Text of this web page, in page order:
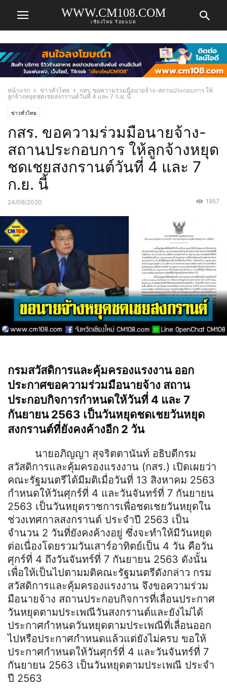
WWW.CM108.COM
เชียงใหม่ ร้อยแปด
หน้าแรก ข่าวทั่วไทย
กสร. ขอความร่วมมือนายจ้าง-สถานประกอบการ ให้
ลูกจ้างหยุดชดเชยสงกรานต์วันที่ 4 และ 7 ก.ย. นี้
ข่าวทั่วไทย
กสร. ขอความร่วมมือนายจ้าง-
สถานประกอบการ ให้ลูกจ้างหยุด
ชดเชยสงกรานต์วันที่ 4 และ 7
ก.ย. นี้
24/08/2020 1957
กรมสวัสดิการและคุ้มครองแรงงาน ออก
ประกาศขอความร่วมมือนายจ้าง สถาน
ประกอบกิจการกำหนดให้วันที่ 4 และ 7
กันยายน 2563 เป็นวันหยุดชดเชยวันหยุด
สงกรานต์ที่ยังคงค้างอีก 2 วัน
นายอภิญญา สุจริตตานันท์ อธิบดีกรม
สวัสดิการและคุ้มครองแรงงาน (กสร.) เปิดเผยว่า
คณะรัฐมนตรีได้มีมติเมื่อวันที่ 13 สิงหาคม 2563
กำหนดให้วันศุกร์ที่ 4 และวันจันทร์ที่ 7 กันยายน
2563 เป็นวันหยุดราชการเพื่อชดเชยวันหยุดใน
ช่วงเทศกาลสงกรานต์ ประจำปี 2563 เป็น
จำนวน 2 วันที่ยังคงค้างอยู่ ซึ่งจะทำให้มีวันหยุด
ต่อเนื่องโดยรวมวันเสาร์อาทิตย์เป็น 4 วัน คือวัน
ศุกร์ที่ 4 ถึงวันจันทร์ที่ 7 กันยายน 2563 ดังนั้น
เพื่อให้เป็นไปตามมติคณะรัฐมนตรีดังกล่าว กรม
สวัสดิการและคุ้มครองแรงงาน จึงขอความร่วม
มือนายจ้าง สถานประกอบกิจการที่เลื่อนประกาศ
วันหยุดตามประเพณีวันสงกรานต์และยังไม่ได้
ประกาศกำหนดวันหยุดตามประเพณีที่เลื่อนออก
ไปหรือประกาศกำหนดแล้วแต่ยังไม่ครบ ขอให้
ประกาศกำหนดให้วันศุกร์ที่ 4 และวันจันทร์ที่ 7
กันยายน 2563 เป็นวันหยุดตามประเพณี ประจำ
ปี 2563